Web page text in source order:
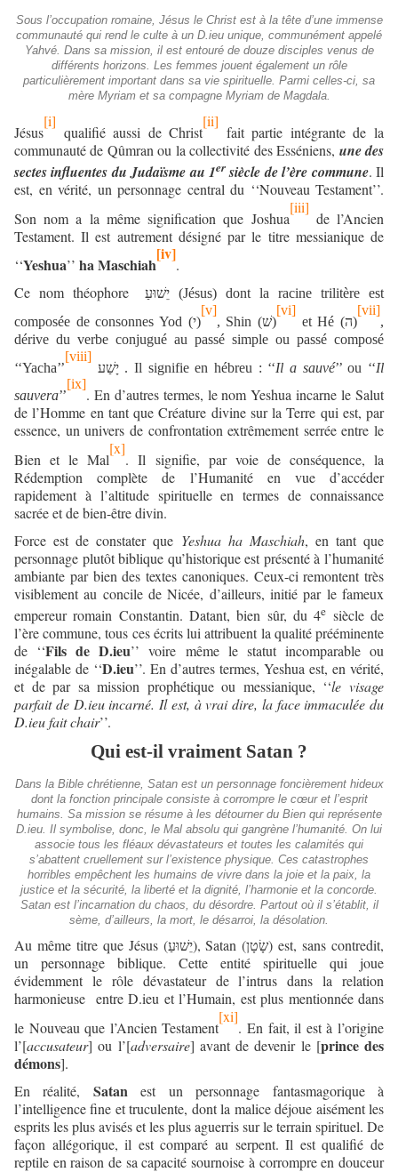
Sous l’occupation romaine, Jésus le Christ est à la tête d’une immense
communauté qui rend le culte à un D.ieu unique, communément appelé
Yahvé. Dans sa mission, il est entouré de douze disciples venus de
différents horizons. Les femmes jouent également un rôle
particulièrement important dans sa vie spirituelle. Parmi celles-ci, sa
mère Myriam et sa compagne Myriam de Magdala.
Jésus
[i]
qualifié aussi de Christ
[ii]
fait partie intégrante de la
communauté de Qûmran ou la collectivité des Esséniens, une des
sectes influentes du Judaïsme au 1ersiècle de l’ère commune. Il
est, en vérité, un personnage central du ‘‘Nouveau Testament’’.
Son nom a la même signification que Joshua
[iii]
de l’Ancien
Testament. Il est autrement désigné par le titre messianique de
‘‘Yeshua’’ ha Maschiah
[iv]
.
Ce nom théophore
יֵשׁוּעַ (Jésus) dont la racine trilitère est
composée de consonnes Yod (י)
[v]
, Shin (שׁ)
[vi]
et Hé (ה)
[vii]
,
dérive du verbe conjugué au passé simple ou passé composé
‘‘Yacha’’
[viii]
יָשַׁע. Il signifie en hébreu : ‘‘Il a sauvé’’ ou ‘‘Il
sauvera’’
[ix]
. En d’autres termes, le nom Yeshua incarne le Salut
de l’Homme en tant que Créature divine sur la Terre qui est, par
essence, un univers de confrontation extrêmement serrée entre le
Bien et le Mal
[x]
. Il signifie, par voie de conséquence, la
Rédemption complète de l’Humanité en vue d’accéder
rapidement à l’altitude spirituelle en termes de connaissance
sacrée et de bien-être divin.
Force est de constater que Yeshua ha Maschiah, en tant que
personnage plutôt biblique qu’historique est présenté à l’humanité
ambiante par bien des textes canoniques. Ceux-ci remontent très
visiblement au concile de Nicée, d’ailleurs, initié par le fameux
empereur romain Constantin. Datant, bien sûr, du 4e siècle de
l’ère commune, tous ces écrits lui attribuent la qualité prééminente
de ‘‘Fils de D.ieu’’ voire même le statut incomparable ou
inégalable de ‘‘D.ieu’’. En d’autres termes, Yeshua est, en vérité,
et de par sa mission prophétique ou messianique, ‘‘le visage
parfait de D.ieu incarné. Il est, à vrai dire, la face immaculée du
D.ieu fait chair’’.
Qui est-il vraiment Satan ?
Dans la Bible chrétienne, Satan est un personnage foncièrement hideux
dont la fonction principale consiste à corrompre le cœur et l’esprit
humains. Sa mission se résume à les détourner du Bien qui représente
D.ieu. Il symbolise, donc, le Mal absolu qui gangrène l’humanité. On lui
associe tous les fléaux dévastateurs et toutes les calamités qui
s’abattent cruellement sur l’existence physique. Ces catastrophes
horribles empêchent les humains de vivre dans la joie et la paix, la
justice et la sécurité, la liberté et la dignité, l’harmonie et la concorde.
Satan est l’incarnation du chaos, du désordre. Partout où il s’établit, il
sème, d’ailleurs, la mort, le désarroi, la désolation.
Au même titre que Jésus (יֵשׁוּעַ), Satan (שָׂטָן) est, sans contredit,
un personnage biblique. Cette entité spirituelle qui joue
évidemment le rôle dévastateur de l’intrus dans la relation
harmonieuse entre D.ieu et l’Humain, est plus mentionnée dans
le Nouveau que l’Ancien Testament
[xi]
. En fait, il est à l’origine
l’[accusateur] ou l’[adversaire] avant de devenir le [prince des
démons].
En réalité, Satan est un personnage fantasmagorique à
l’intelligence fine et truculente, dont la malice déjoue aisément les
esprits les plus avisés et les plus aguerris sur le terrain spirituel. De
façon allégorique, il est comparé au serpent. Il est qualifié de
reptile en raison de sa capacité sournoise à corrompre en douceur